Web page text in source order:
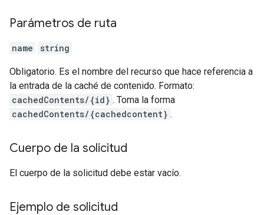
Parámetros de ruta
name string
Obligatorio. Es el nombre del recurso que hace referencia a
la entrada de la caché de contenido. Formato:
cachedContents/{id} . Toma la forma
cachedContents/{cachedcontent} .
Cuerpo de la solicitud
El cuerpo de la solicitud debe estar vacío.
Ejemplo de solicitud